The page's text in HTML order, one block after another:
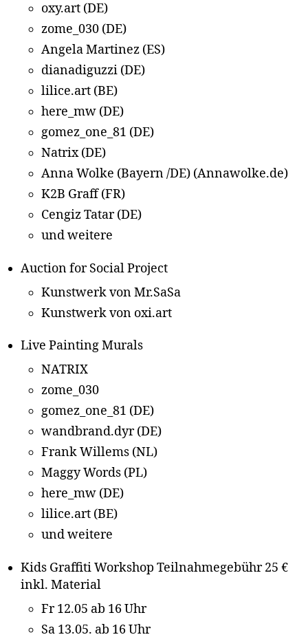
oxy.art (DE)
zome_030 (DE)
Angela Martinez (ES)
dianadiguzzi (DE)
lilice.art (BE)
here_mw (DE)
gomez_one_81 (DE)
Natrix (DE)
Anna Wolke (Bayern /DE) (Annawolke.de)
K2B Graff (FR)
Cengiz Tatar (DE)
und weitere
Auction for Social Project
Kunstwerk von Mr.SaSa
Kunstwerk von oxi.art
Live Painting Murals
NATRIX
zome_030
gomez_one_81 (DE)
wandbrand.dyr (DE)
Frank Willems (NL)
Maggy Words (PL)
here_mw (DE)
lilice.art (BE)
und weitere
Kids Graffiti Workshop Teilnahmegebühr 25 €
inkl. Material
Fr 12.05 ab 16 Uhr
Sa 13.05. ab 16 Uhr